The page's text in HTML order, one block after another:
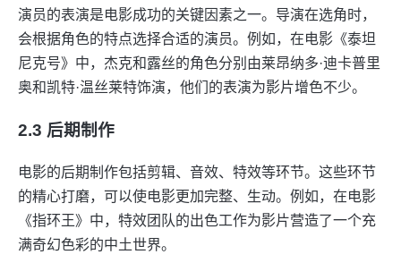
演员的表演是电影成功的关键因素之一。导演在选角时，
会根据角色的特点选择合适的演员。例如，在电影《泰坦
尼克号》中，杰克和露丝的角色分别由莱昂纳多·迪卡普里
奥和凯特·温丝莱特饰演，他们的表演为影片增色不少。
2.3 后期制作
电影的后期制作包括剪辑、音效、特效等环节。这些环节
的精心打磨，可以使电影更加完整、生动。例如，在电影
《指环王》中，特效团队的出色工作为影片营造了一个充
满奇幻色彩的中土世界。